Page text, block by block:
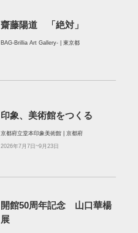
齋藤陽道 「絶対」
BAG-Brillia Art Gallery- | 東京都
印象、美術館をつくる
京都府立堂本印象美術館 | 京都府
2026年7月7日~9月23日
開館50周年記念 山口華楊
展